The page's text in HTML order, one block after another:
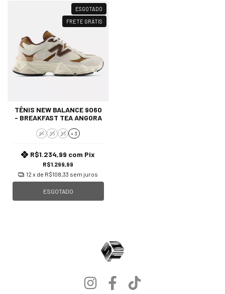
ESGOTADO
FRETE GRÁTIS
TÊNIS NEW BALANCE 9060
- BREAKFAST TEA ANGORA
34 35 36 + 3
R$1.299,99
R$1.234,99 com Pix
12 x de R$108,33 sem juros
ESGOTADO